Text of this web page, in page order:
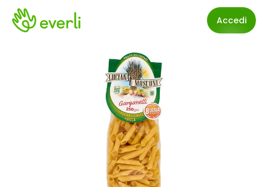
Accedi